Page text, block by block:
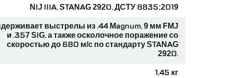
планки ARC поддерживают 3M Peltor,
NIJ IIIA, STANAG 2920, ДСТУ 8835:2019
выстрелы из .44 Magnum, 9 мм FMJ
и .357 SIG, а также осколочное поражение со
скоростью до 680 м/с по стандарту STANAG
2920.
1,45 кг